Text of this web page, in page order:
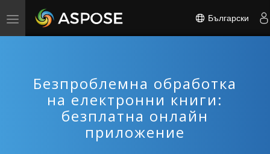
Toggle
Български
Безпроблемна обработка
на електронни книги:
безплатна онлайн
приложение